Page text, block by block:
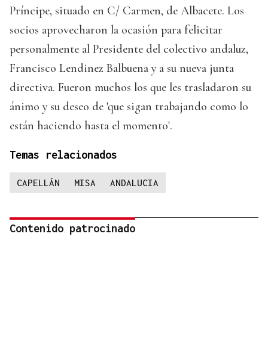
Príncipe, situado en C/ Carmen, de Albacete. Los
socios aprovecharon la ocasión para felicitar
personalmente al Presidente del colectivo andaluz,
Francisco Lendinez Balbuena y a su nueva junta
directiva. Fueron muchos los que les trasladaron su
ánimo y su deseo de 'que sigan trabajando como lo
están haciendo hasta el momento'.
Temas relacionados
CAPELLÁN MISA ANDALUCIA
Contenido patrocinado